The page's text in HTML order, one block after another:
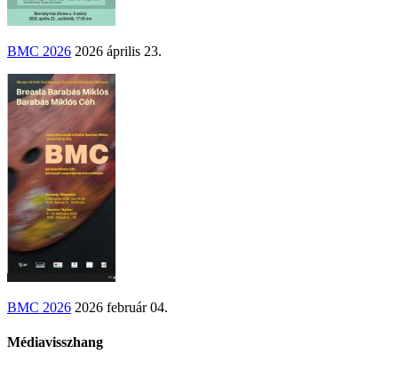
BMC 2026 2026 április 23.
BMC 2026 2026 február 04.
Médiavisszhang